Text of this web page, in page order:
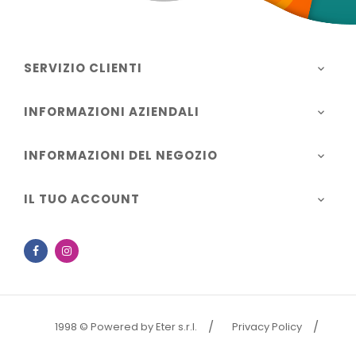
SERVIZIO CLIENTI 
INFORMAZIONI AZIENDALI 
INFORMAZIONI DEL NEGOZIO 
IL TUO ACCOUNT 
Facebook
1998 © Powered by Eter s.r.l.
Privacy Policy